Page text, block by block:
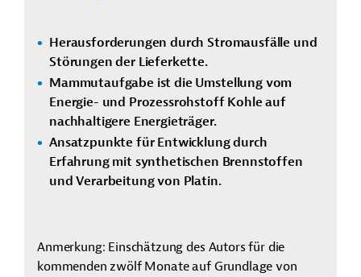
Herausforderungen durch Stromausfälle und
Störungen der Lieferkette.
Mammutaufgabe ist die Umstellung vom
Energie- und Prozessrohstoff Kohle auf
nachhaltigere Energieträger.
Ansatzpunkte für Entwicklung durch
Erfahrung mit synthetischen Brennstoffen
und Verarbeitung von Platin.
Anmerkung: Einschätzung des Autors für die
kommenden zwölf Monate auf Grundlage von